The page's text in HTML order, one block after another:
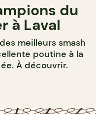
du
à Laval
meilleurs smash
poutine à la
À découvrir.